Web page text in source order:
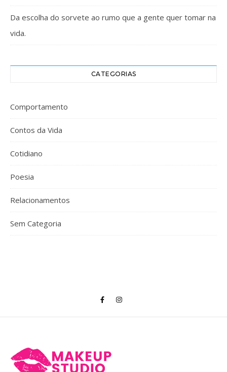
Da escolha do sorvete ao rumo que a gente quer tomar na
vida.
CATEGORIAS
Comportamento
Contos da Vida
Cotidiano
Poesia
Relacionamentos
Sem Categoria